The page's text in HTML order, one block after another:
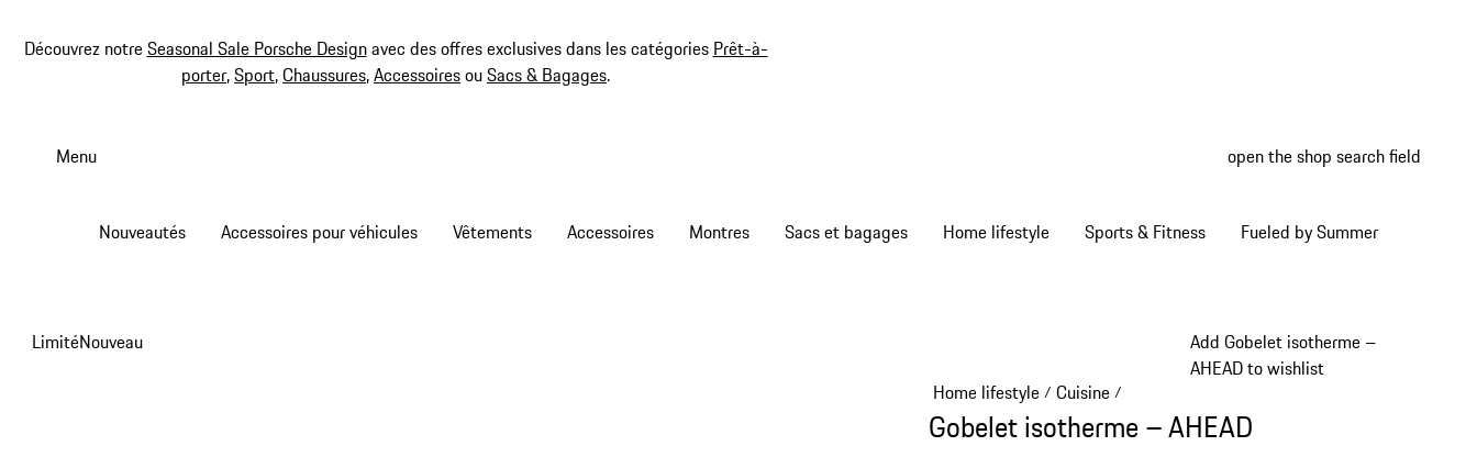
Découvrez notreSeasonal Sale Porsche Designavec des offres exclusives dans les catégories Prêt-à-
porter,Sport,Chaussures,AccessoiresouSacs & Bagages.
Menu open the shop search field
Nouveautés Accessoires pour véhicules Vêtements Accessoires Montres Sacs et bagages Home lifestyle Sports & Fitness Fueled by Summer
Add Gobelet isotherme –
AHEAD to wishlist
LimitéNouveau
Home lifestyle/ Cuisine/
Gobelet isotherme – AHEAD